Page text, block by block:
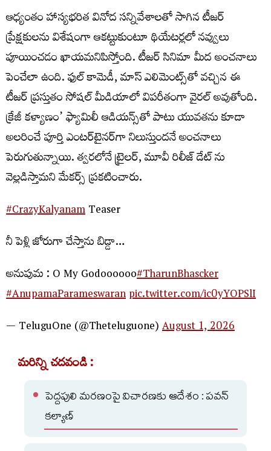
ఆధ్యంతం హాస్యభరిత వినోద సన్నివేశాలతో సాగిన టీజర్
ప్రేక్షకులను విశేషంగా ఆకట్టుకుంటూ థియేటర్లలో నవ్వులు
పూయించడం ఖాయమనిపిస్తోంది. టీజర్ సినిమా మీద అంచనాలు
పెంచేలా ఉంది. ఫుల్ కామెడీ, మాస్ ఎలిమెంట్స్‌తో వచ్చిన ఈ
టీజర్ ప్రస్తుతం సోషల్ మీడియాలో విపరీతంగా వైరల్ అవుతోంది.
క్రేజీ కళ్యాణం’ ఫ్యామిలీ ఆడియన్స్‌తో పాటు యువతను కూడా
అలరించే పూర్తి ఎంటర్‌టైనర్‌గా నిలుస్తుందనే అంచనాలు
పెరుగుతున్నాయి. త్వరలోనే ట్రైలర్, మూవీ రిలీజ్ డేట్ ను
వెల్లడిస్తామని మేకర్స్ ప్రకటించారు.
#CrazyKalyanamTeaser
నీ పెళ్లి జోరుగా చేస్తాను బిడ్డా…
అనుపుమ : O My Godoooooo#TharunBhascker
#AnupamaParameswaranpic.twitter.com/ic0yYOPSlI
— TeluguOne (@Theteluguone)August 1, 2026
మరిన్ని చదవండి :
పెద్దపులి మరణంపై విచారణకు ఆదేశం : పవన్
కల్యాణ్